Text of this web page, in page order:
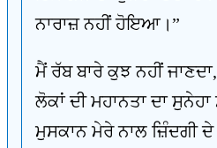
ਨਾਰਾਜ਼ ਨਹੀਂ ਹੋਇਆ।”
ਮੈਂ ਰੱਬ ਬਾਰੇ ਕੁਝ ਨਹੀਂ
ਲੋਕਾਂ ਦੀ ਮਹਾਨਤਾ ਦਾ
ਮੁਸਕਾਨ ਮੇਰੇ ਨਾਲ ਜ਼ਿੰਦਗੀ